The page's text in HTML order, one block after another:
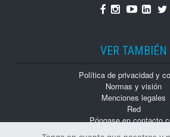
Facebook
Instagram
Youtube
VER TAMBIÉN
Política de privacidad y
Normas y visión
Menciones legales
Red
Póngase en contacto